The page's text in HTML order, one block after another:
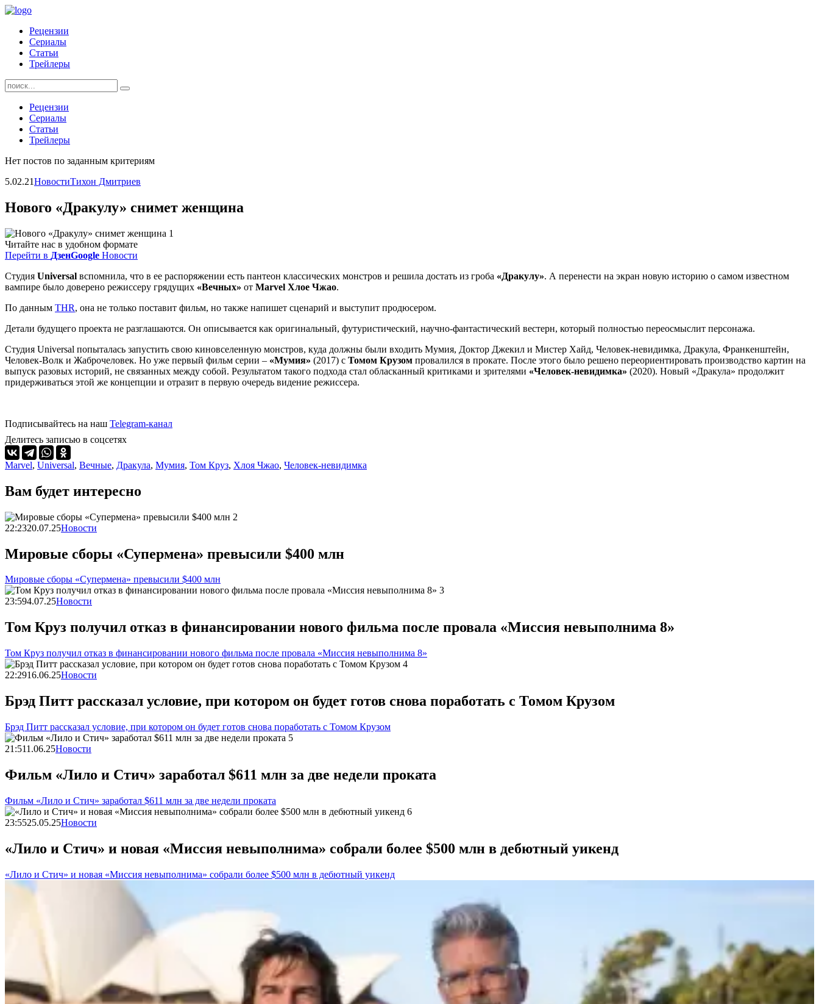
Skip
contentРецензии
Сериалы
Статьи
Трейлеры
Найти:
Рецензии
Сериалы
Статьи
Трейлеры
Нет постов по заданным критериям
5.02.21НовостиТихон Дмитриев
Нового «Дракулу» снимет женщина
Читайте нас в удобном формате
Перейти в ДзенGoogle Новости
Студия Universal вспомнила, что в ее распоряжении есть пантеон классических монстров и решила достать из гроба «Дракулу». А перенести на экран новую историю о самом известном
вампире было доверено режиссеру грядущих «Вечных» от Marvel Хлое Чжао.
По данным THR, она не только поставит фильм, но также напишет сценарий и выступит продюсером.
Детали будущего проекта не разглашаются. Он описывается как оригинальный, футуристический, научно-фантастический вестерн, который полностью переосмыслит персонажа.
Студия Universal попыталась запустить свою киновселенную монстров, куда должны были входить Мумия, Доктор Джекил и Мистер Хайд, Человек-невидимка, Дракула, Франкенштейн,
Человек-Волк и Жаброчеловек. Но уже первый фильм серии – «Мумия» (2017) с Томом Крузом провалился в прокате. После этого было решено переориентировать производство картин на
выпуск разовых историй, не связанных между собой. Результатом такого подхода стал обласканный критиками и зрителями «Человек-невидимка» (2020). Новый «Дракула» продолжит
придерживаться этой же концепции и отразит в первую очередь видение режиссера.
Подписывайтесь на наш Telegram-канал
Делитесь записью в соцсетях
Marvel, Universal, Вечные, Дракула, Мумия, Том Круз, Хлоя Чжао, Человек-невидимка
Вам будет интересно
22:2320.07.25Новости
Мировые сборы «Супермена» превысили $400 млн
Мировые сборы «Супермена» превысили $400 млн
23:594.07.25Новости
Том Круз получил отказ в финансировании нового фильма после провала «Миссия невыполнима 8»
Том Круз получил отказ в финансировании нового фильма после провала «Миссия невыполнима 8»
22:2916.06.25Новости
Брэд Питт рассказал условие, при котором он будет готов снова поработать с Томом Крузом
Брэд Питт рассказал условие, при котором он будет готов снова поработать с Томом Крузом
21:511.06.25Новости
Фильм «Лило и Стич» заработал $611 млн за две недели проката
Фильм «Лило и Стич» заработал $611 млн за две недели проката
23:5525.05.25Новости
«Лило и Стич» и новая «Миссия невыполнима» собрали более $500 млн в дебютный уикенд
«Лило и Стич» и новая «Миссия невыполнима» собрали более $500 млн в дебютный уикенд